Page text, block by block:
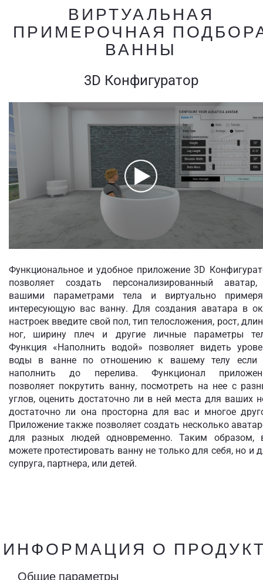
ВИРТУАЛЬНАЯ
ПРИМЕРОЧНАЯ
ВАННЫ
3D Конфигуратор
Функциональное и удобное приложение 3D
позволяет создать персонализированный
вашими параметрами тела и виртуально
интересующую вас ванну. Для создания аватара в
настроек введите свой пол, тип телосложения, рост,
ног, ширину плеч и другие личные параметры
Функция «Наполнить водой» позволяет видеть
воды в ванне по отношению к вашему телу если
наполнить до перелива. Функционал
позволяет покрутить ванну, посмотреть на нее с
углов, оценить достаточно ли в ней места для ваших
достаточно ли она просторна для вас и многое
Приложение также позволяет создать несколько
для разных людей одновременно. Таким образом,
можете протестировать ванну не только для себя, но и
супруга, партнера, или детей.
ИНФОРМАЦИЯ О
Общие параметры